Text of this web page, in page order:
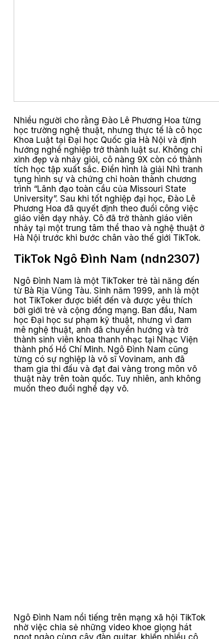
Nhiều người cho rằng Đào Lê Phương Hoa từng
học trường nghệ thuật, nhưng thực tế là cô học
Khoa Luật tại Đại học Quốc gia Hà Nội và định
hướng nghề nghiệp trở thành luật sư. Không chỉ
xinh đẹp và nhảy giỏi, cô nàng 9X còn có thành
tích học tập xuất sắc. Điển hình là giải Nhì tranh
tụng hình sự và chứng chỉ hoàn thành chương
trình “Lãnh đạo toàn cầu của Missouri State
University”. Sau khi tốt nghiệp đại học, Đào Lê
Phương Hoa đã quyết định theo đuổi công việc
giáo viên dạy nhảy. Cô đã trở thành giáo viên
nhảy tại một trung tâm thể thao và nghệ thuật ở
Hà Nội trước khi bước chân vào thế giới TikTok.
TikTok Ngô Đình Nam (ndn2307)
Ngô Đình Nam là một TikToker trẻ tài năng đến
từ Bà Rịa Vũng Tàu. Sinh năm 1999, anh là một
hot TikToker được biết đến và được yêu thích
bởi giới trẻ và cộng đồng mạng. Ban đầu, Nam
học Đại học sư phạm kỹ thuật, nhưng vì đam
mê nghệ thuật, anh đã chuyển hướng và trở
thành sinh viên khoa thanh nhạc tại Nhạc Viện
thành phố Hồ Chí Minh. Ngô Đình Nam cũng
từng có sự nghiệp là võ sĩ Vovinam, anh đã
tham gia thi đấu và đạt đai vàng trong môn võ
thuật này trên toàn quốc. Tuy nhiên, anh không
muốn theo đuổi nghề dạy võ.
Ngô Đình Nam nổi tiếng trên mạng xã hội TikTok
nhờ việc chia sẻ những video khoe giọng hát